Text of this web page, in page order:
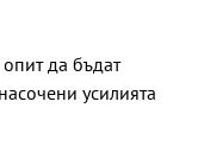
да бъдат
усилията